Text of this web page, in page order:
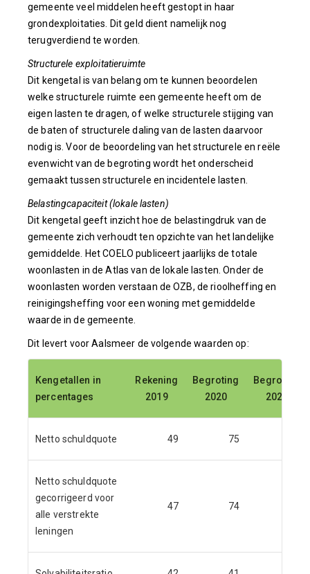
gemeente veel middelen heeft gestopt in haar
grondexploitaties. Dit geld dient namelijk nog
terugverdiend te worden.
Structurele exploitatieruimte
Dit kengetal is van belang om te kunnen beoordelen
welke structurele ruimte een gemeente heeft om de
eigen lasten te dragen, of welke structurele stijging van
de baten of structurele daling van de lasten daarvoor
nodig is. Voor de beoordeling van het structurele en reële
evenwicht van de begroting wordt het onderscheid
gemaakt tussen structurele en incidentele lasten.
Belastingcapaciteit (lokale lasten)
Dit kengetal geeft inzicht hoe de belastingdruk van de
gemeente zich verhoudt ten opzichte van het landelijke
gemiddelde. Het COELO publiceert jaarlijks de totale
woonlasten in de Atlas van de lokale lasten. Onder de
woonlasten worden verstaan de OZB, de rioolheffing en
reinigingsheffing voor een woning met gemiddelde
waarde in de gemeente.
Dit levert voor Aalsmeer de volgende waarden op:
Kengetallen in
percentages
Rekening
2019
Begroting
2020
Begroting
2021
Netto schuldquote 49 75
Netto schuldquote
gecorrigeerd voor
alle verstrekte
leningen
47 74